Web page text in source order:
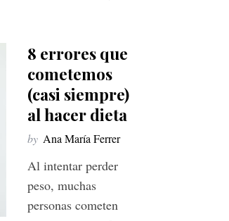
8 errores que
cometemos
(casi siempre)
al hacer dieta
by Ana María Ferrer
Al intentar perder
peso, muchas
personas cometen